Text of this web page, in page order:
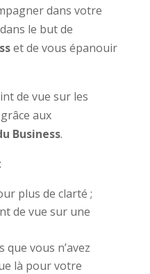
dans votre
le but de
et de vous épanouir
de vue sur les
aux
Business.
plus de clarté ;
de vue sur une
vous n’avez
là pour votre